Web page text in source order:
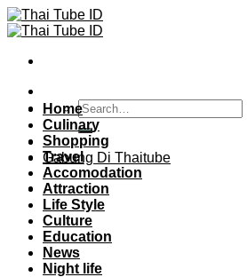
Skip
to
Gabung Di Thaitube
Home
Culinary
Shopping
Travel
Accomodation
Attraction
Life Style
Culture
Education
News
Night life